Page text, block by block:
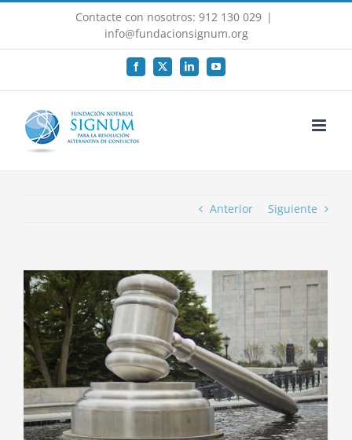
Saltar
Contacte con nosotros: 912 130 029 |
info@fundacionsignum.org
Facebook
X LinkedInYouTube
Anterior Siguiente
Ver
imagen
más
grande